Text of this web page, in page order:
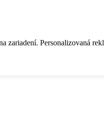
Personalizovaná